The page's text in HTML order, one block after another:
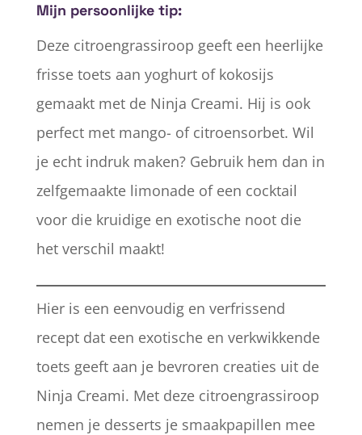
Mijn persoonlijke tip:
Deze citroengrassiroop geeft een heerlijke
frisse toets aan yoghurt of kokosijs
gemaakt met de Ninja Creami. Hij is ook
perfect met mango- of citroensorbet. Wil
je echt indruk maken? Gebruik hem dan in
zelfgemaakte limonade of een cocktail
voor die kruidige en exotische noot die
het verschil maakt!
Hier is een eenvoudig en verfrissend
recept dat een exotische en verkwikkende
toets geeft aan je bevroren creaties uit de
Ninja Creami. Met deze citroengrassiroop
nemen je desserts je smaakpapillen mee